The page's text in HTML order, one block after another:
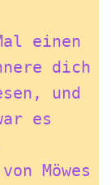
einen
dich
und
es
Möwes